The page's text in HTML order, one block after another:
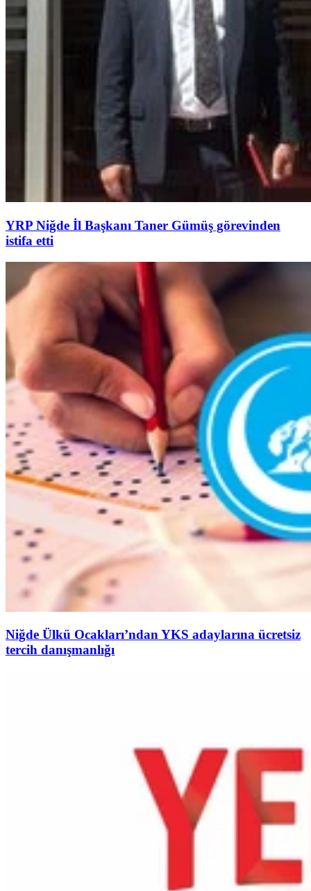
YRP Niğde İl Başkanı Taner Gümüş görevinden
istifa etti
Niğde Ülkü Ocakları’ndan YKS adaylarına ücretsiz
tercih danışmanlığı